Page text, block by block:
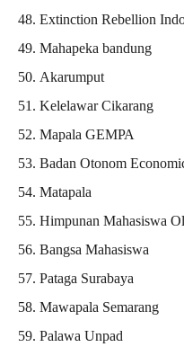
Extinction Rebellion
Mahapeka bandung
Akarumput
Kelelawar Cikarang
Mapala GEMPA
Badan Otonom
Matapala
Himpunan Mahasiswa
Bangsa Mahasiswa
Pataga Surabaya
Mawapala Semarang
Palawa Unpad